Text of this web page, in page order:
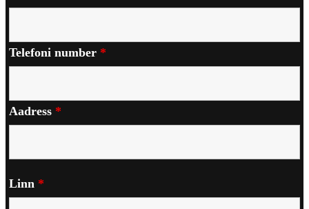
Telefoni number *
Aadress *
Linn *